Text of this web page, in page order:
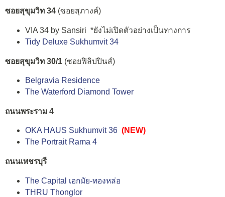
ซอยสุขุมวิท 34 (ซอยสุภางค์)
VIA 34 by Sansiri *ยังไม่เปิดตัวอย่างเป็นทางการ
Tidy Deluxe Sukhumvit 34
ซอยสุขุมวิท 30/1 (ซอยฟิลิปปินส์)
Belgravia Residence
The Waterford Diamond Tower
ถนนพระราม 4
OKA HAUS Sukhumvit 36 (NEW)
The Portrait Rama 4
ถนนเพชรบุรี
The Capital เอกมัย-ทองหล่อ
THRU Thonglor